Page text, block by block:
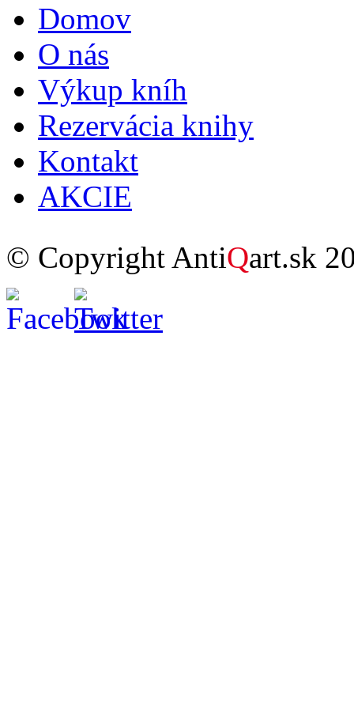
Hlavné menu
Domov
O nás
Výkup kníh
Rezervácia knihy
Kontakt
AKCIE
© Copyright AntiQart.sk